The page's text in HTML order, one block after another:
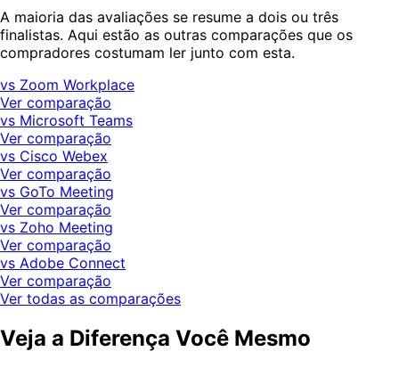
A maioria das avaliações se resume a dois ou três
finalistas. Aqui estão as outras comparações que os
compradores costumam ler junto com esta.
vs Zoom Workplace
Ver comparação
vs Microsoft Teams
Ver comparação
vs Cisco Webex
Ver comparação
vs GoTo Meeting
Ver comparação
vs Zoho Meeting
Ver comparação
vs Adobe Connect
Ver comparação
Ver todas as comparações
Veja a Diferença Você Mesmo